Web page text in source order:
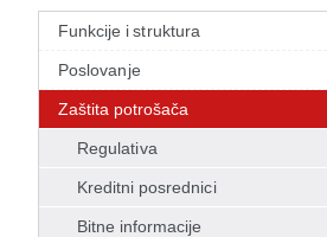
Funkcije i struktura
Poslovanje
Zaštita potrošača
Regulativa
Kreditni posrednici
Bitne informacije